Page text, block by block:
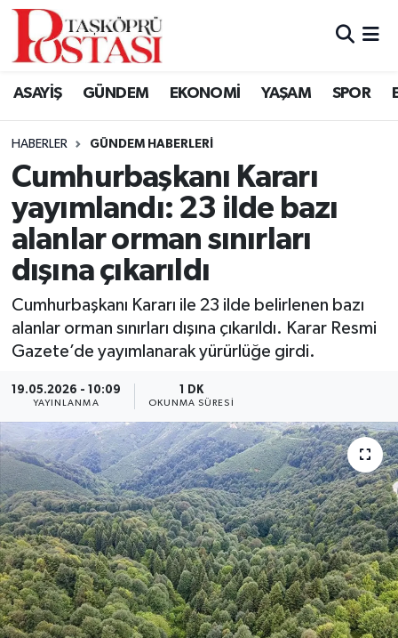
ASAYİŞ GÜNDEM EKONOMİ YAŞAM SPOR
HABERLER GÜNDEM HABERLERI
Cumhurbaşkanı Kararı
yayımlandı: 23 ilde bazı
alanlar orman sınırları
dışına çıkarıldı
Cumhurbaşkanı Kararı ile 23 ilde belirlenen bazı
alanlar orman sınırları dışına çıkarıldı. Karar Resmi
Gazete’de yayımlanarak yürürlüğe girdi.
19.05.2026 - 10:09
YAYINLANMA
1 DK
OKUNMA SÜRESI
Kastamonu Vefat Edenler
Araç Haberleri
Azdavay Haberleri
Çatalzeytin Haberleri
Cide Haberleri
Daday Haberleri
Devrekani Haberleri
Doğanyurt Haberleri
Hanönü Haberleri
İhsangazi Haberleri